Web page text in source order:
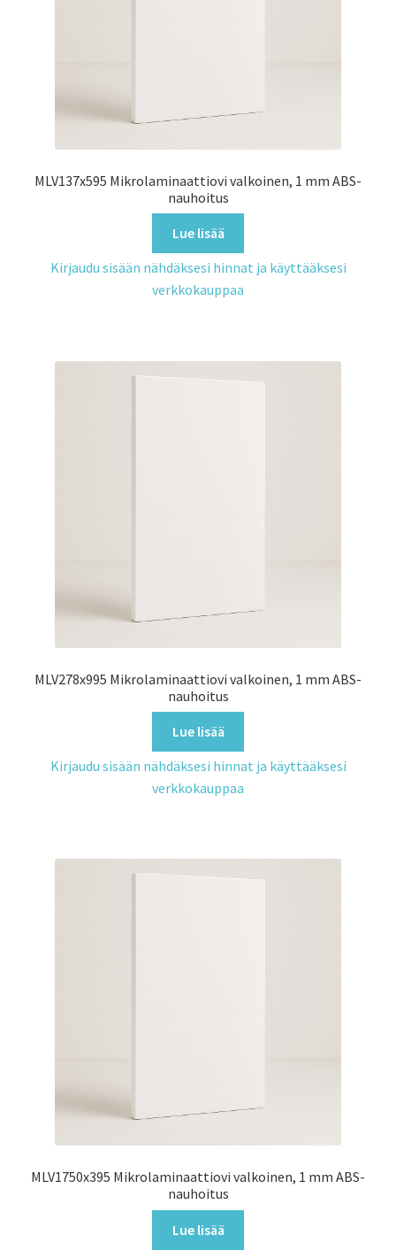
MLV137x595 Mikrolaminaattiovi valkoinen, 1 mm ABS-
nauhoitus
Lue lisää
Kirjaudu sisään nähdäksesi hinnat ja käyttääksesi
verkkokauppaa
MLV278x995 Mikrolaminaattiovi valkoinen, 1 mm ABS-
nauhoitus
Lue lisää
Kirjaudu sisään nähdäksesi hinnat ja käyttääksesi
verkkokauppaa
MLV1750x395 Mikrolaminaattiovi valkoinen, 1 mm ABS-
nauhoitus
Lue lisää